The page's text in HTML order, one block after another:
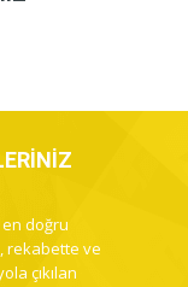
doğru
rekabette ve
çıkılan